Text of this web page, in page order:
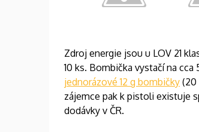
Zdroj energie jsou u LOV 21
10 ks. Bombička vystačí na
jednorázové 12 g bombičky (20
zájemce pak k pistoli existuje
dodávky v ČR.